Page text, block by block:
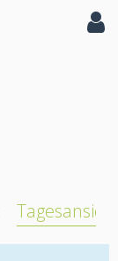
Tagesansicht